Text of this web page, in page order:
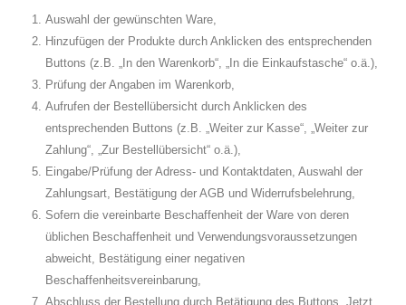
Auswahl der gewünschten Ware,
Hinzufügen der Produkte durch Anklicken des entsprechenden
Buttons (z.B. „In den Warenkorb“, „In die Einkaufstasche“ o.ä.),
Prüfung der Angaben im Warenkorb,
Aufrufen der Bestellübersicht durch Anklicken des
entsprechenden Buttons (z.B. „Weiter zur Kasse“, „Weiter zur
Zahlung“, „Zur Bestellübersicht“ o.ä.),
Eingabe/Prüfung der Adress- und Kontaktdaten, Auswahl der
Zahlungsart, Bestätigung der AGB und Widerrufsbelehrung,
Sofern die vereinbarte Beschaffenheit der Ware von deren
üblichen Beschaffenheit und Verwendungsvoraussetzungen
abweicht, Bestätigung einer negativen
Beschaffenheitsvereinbarung,
Abschluss der Bestellung durch Betätigung des Buttons „Jetzt